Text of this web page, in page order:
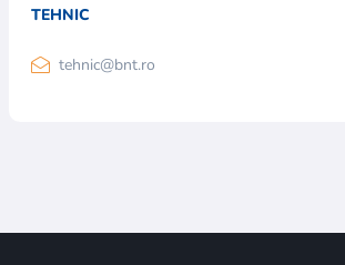
TEHNIC
tehnic@bnt.ro